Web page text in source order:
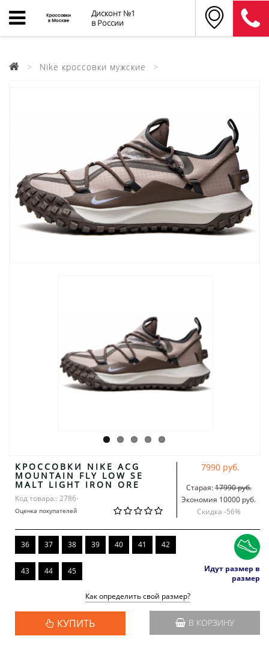
Дисконт №1
в России
Nike кроссовки мужские
КРОССОВКИ NIKE ACG
MOUNTAIN FLY LOW SE
MALT LIGHT IRON ORE
Код товара:: 2786-
Оценка покупателей
7990 руб.
Старая:17990 руб.
Экономия 10000 руб.
Скидка -56%
36 37 38 39 40 41 42
43 44 45
Идут размер в
размер
Как определить свой размер?
КУПИТЬ В КОРЗИНУ